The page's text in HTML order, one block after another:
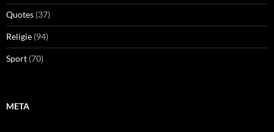
Quotes (37)
Religie (94)
Sport (70)
META